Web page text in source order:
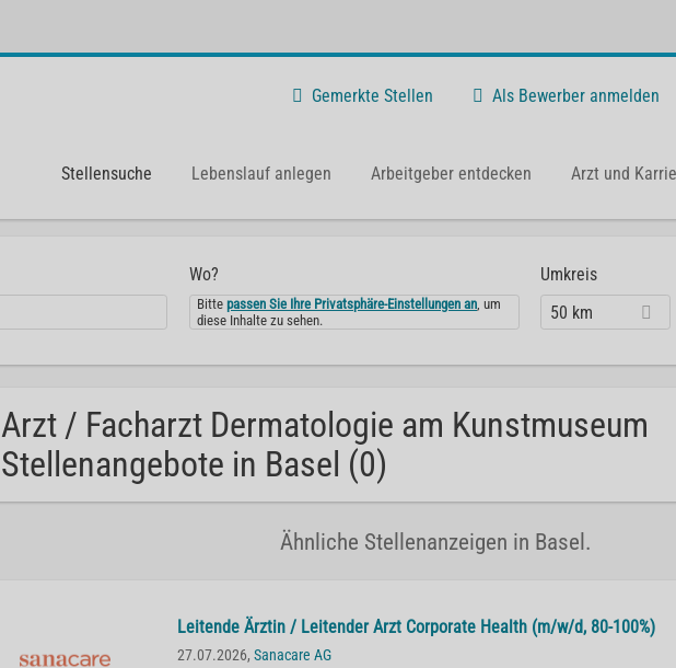
Gemerkte Stellen Als Bewerber anmelden
Stellensuche Lebenslauf anlegen Arbeitgeber entdecken Arzt und
Wo?
Bittepassen Sie Ihre Privatsphäre-Einstellungen an, um
diese Inhalte zu sehen.
Umkreis
50 km
Arzt / Facharzt Dermatologie am Kunstmuseum
Stellenangebote in Basel (0)
Ähnliche Stellenanzeigen in Basel.
Lei­ten­de Ärz­tin / Lei­ten­der Arzt Cor­po­ra­te He­alth (m/w/d, 80-100%)
27.07.2026, Sanacare AG